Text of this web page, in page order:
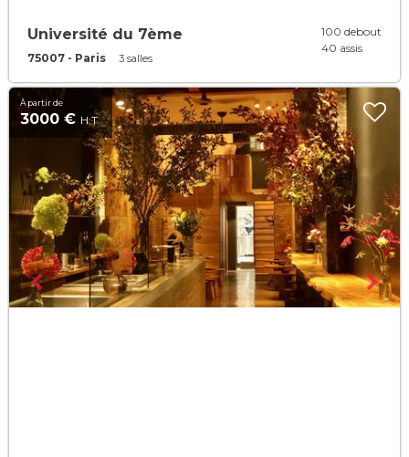
Université du 7ème
75007 - Paris 3 salles
100 debout
40 assis
À partir de
3000 € H.T